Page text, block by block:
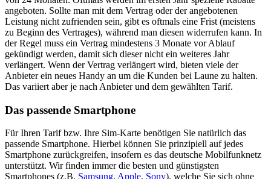
angeboten. Sollte man mit dem Vertrag oder der angebotenen
Leistung nicht zufrienden sein, gibt es oftmals eine Frist (meistens
zu Beginn des Vertrages), während man diesen widerrufen kann. In
der Regel muss ein Vertrag mindestens 3 Monate vor Ablauf
gekündigt werden, damit sich dieser nicht ein weiteres Jahr
verlängert. Wenn der Vertrag verlängert wird, bieten viele der
Anbieter ein neues Handy an um die Kunden bei Laune zu halten.
Das variiert aber je nach Anbieter und dem gewählten Tarif.
Das passende Smartphone
Für Ihren Tarif bzw. Ihre Sim-Karte benötigen Sie natürlich das
passende Smartphone. Hierbei können Sie prinzipiell auf jedes
Smartphone zurückgreifen, insofern es das deutsche Mobilfunknetz
unterstützt. Wir finden immer die besten und günstigsten
Smartphones (z.B. Samsung, Apple, Sony), welche Sie sich ohne